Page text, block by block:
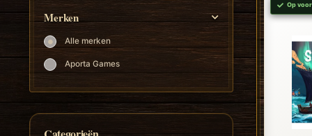
Merken
Alle merken
Aporta Games
Op